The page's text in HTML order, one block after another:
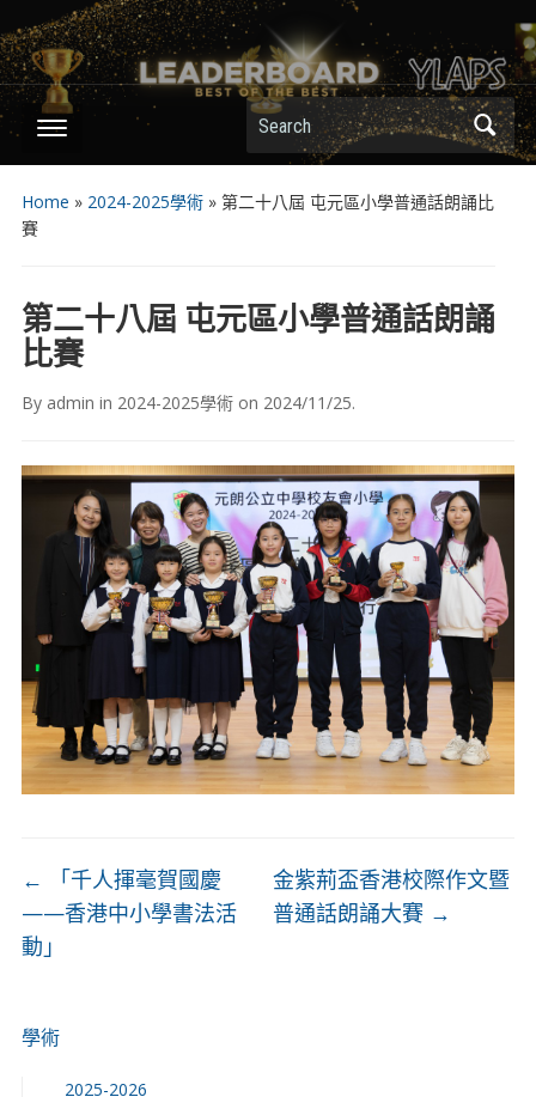
Search
Home » 2024-2025學術» 第二十八屆 屯元區小學普通話朗誦比
賽
學術
2025-2026
第二十八屆 屯元區小學普通話朗誦
比賽
By admin in 2024-2025學術on 2024/11/25.
←
「千人揮毫賀國慶
——香港中小學書法活
動」
金紫荊盃香港校際作文暨
普通話朗誦大賽 →